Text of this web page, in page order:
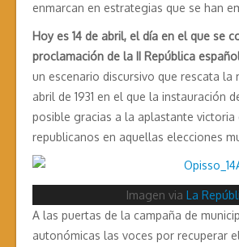
enmarcan en estrategias que se han
Hoy es 14 de abril, el día en el que se
proclamación de la II República
un escenario discursivo que rescata la
abril de 1931 en el que la instauración
posible gracias a la aplastante victoria
republicanos en aquellas elecciones
Imagen via La
A las puertas de la campaña de
autonómicas las voces por recuperar